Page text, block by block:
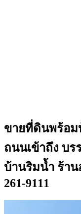
ขายที่ดินพร้อม
ถนนเข้าถึง บร
บ้านริมน้ำ ร้าน
261-9111